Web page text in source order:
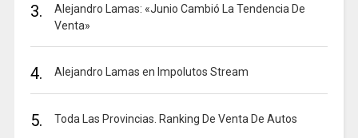
3.
Alejandro Lamas: «Junio Cambió La Tendencia De
Venta»
4. Alejandro Lamas en Impolutos Stream
5. Toda Las Provincias. Ranking De Venta De Autos